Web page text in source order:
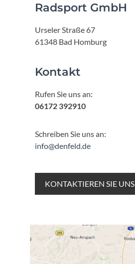
Radsport GmbH
Urseler Straße 67
61348 Bad Homburg
Kontakt
Rufen Sie uns an:
06172 392910
Schreiben Sie uns an:
info@denfeld.de
KONTAKTIEREN SIE UNS